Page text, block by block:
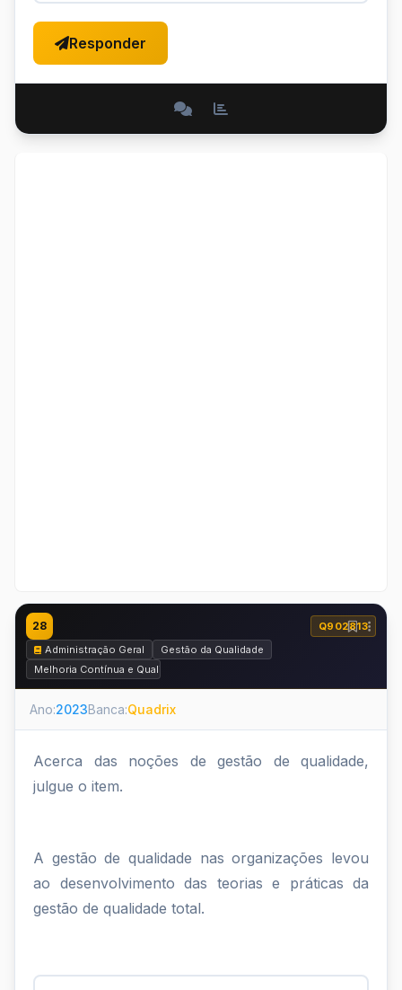
Responder
28
Q902813
Administração Geral
Gestão da Qualidade
Melhoria Contínua e Qualidade Total
Ano:2023Banca:Quadrix
Acerca das noções de gestão de qualidade,
julgue o item.
A gestão de qualidade nas organizações levou
ao desenvolvimento das teorias e práticas da
gestão de qualidade total.